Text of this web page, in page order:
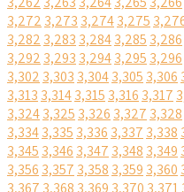
3,272 3,273 3,2743,275
3,282 3,283 3,2843,285 3,286
3,292 3,293 3,2943,295 3,296
3,302 3,303 3,3043,305 3,306
3,313 3,3143,315 3,316 3,317
3,3243,325 3,326 3,327 3,328
3,3343,335 3,336 3,337 3,338
3,345 3,346 3,347 3,348 3,349
3,356 3,357 3,358 3,359 3,360